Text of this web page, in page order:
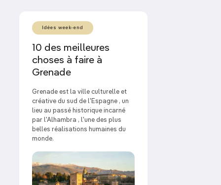
Idées week-end
10 des meilleures
choses à faire à
Grenade
Grenade est la ville culturelle et
créative du sud de l'Espagne , un
lieu au passé historique incarné
par l'Alhambra , l'une des plus
belles réalisations humaines du
monde.